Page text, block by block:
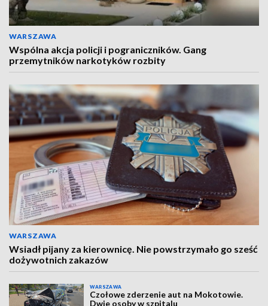
WARSZAWA
Wspólna akcja policji i pograniczników. Gang
przemytników narkotyków rozbity
WARSZAWA
Wsiadł pijany za kierownicę. Nie powstrzymało go sześć
dożywotnich zakazów
WARSZAWA
Czołowe zderzenie aut na Mokotowie.
Dwie osoby w szpitalu